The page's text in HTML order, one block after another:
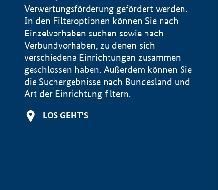
Verwertungsförderung gefördert werden.
In den Filteroptionen können Sie nach
Einzelvorhaben suchen sowie nach
Verbundvorhaben, zu denen sich
verschiedene Einrichtungen zusammen
geschlossen haben. Außerdem können Sie
die Suchergebnisse nach Bundesland und
Art der Einrichtung filtern.
LOS GEHT'S